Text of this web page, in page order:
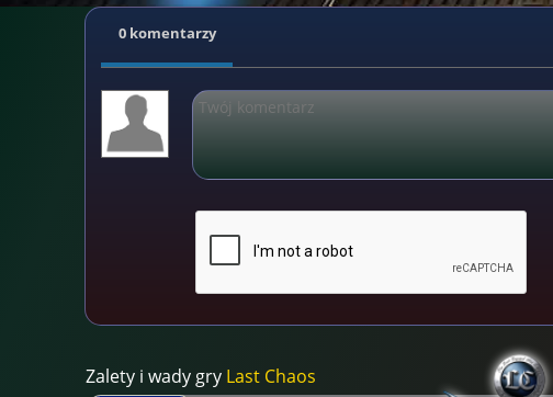
0 komentarzy
Zalety i wady gry Last Chaos